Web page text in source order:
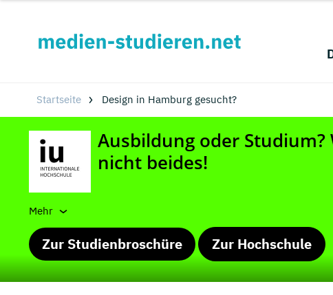
Startseite Design in Hamburg gesucht?
Mehr
Zur Studienbroschüre Zur Hochschule